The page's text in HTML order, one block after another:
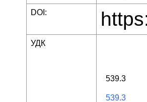
DOI:
УДК
539.3
539.3